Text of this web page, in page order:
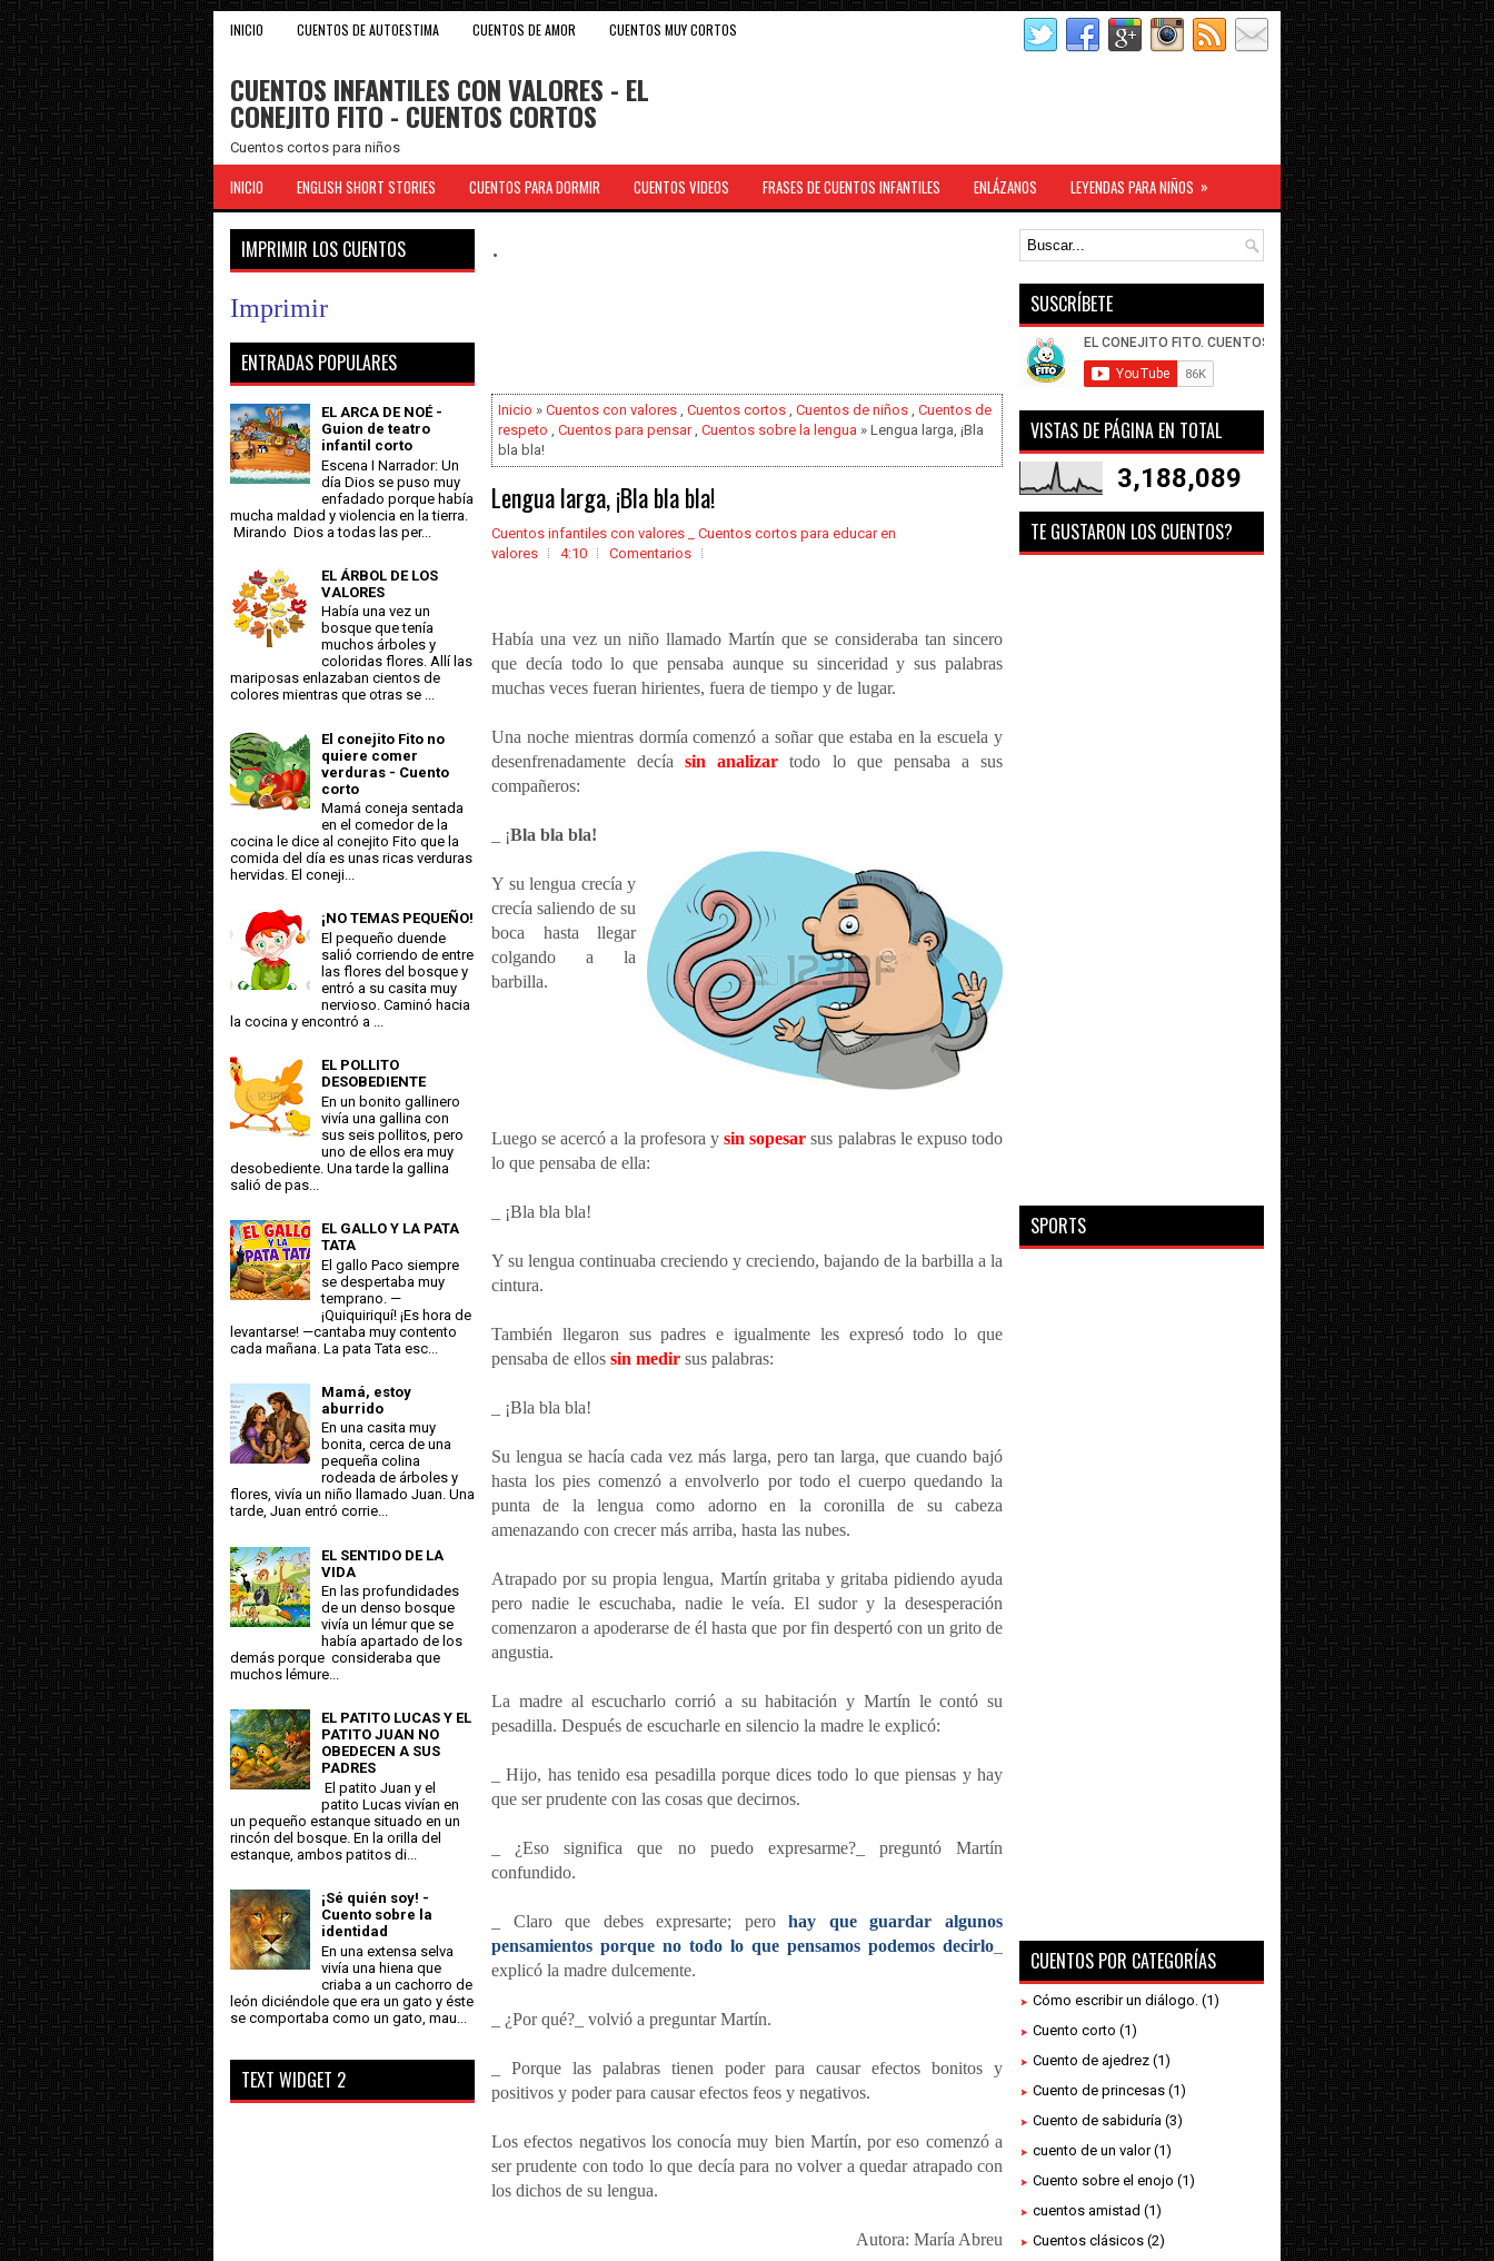
INICIO CUENTOS DE AUTOESTIMA CUENTOS DE AMOR CUENTOS MUY CORTOS
CUENTOS INFANTILES CON VALORES - EL
CONEJITO FITO - CUENTOS CORTOS
Cuentos cortos para niños
INICIO ENGLISH SHORT STORIES CUENTOS PARA DORMIR CUENTOS VIDEOS FRASES DE CUENTOS INFANTILES ENLÁZANOS LEYENDAS PARA NIÑOS »
.
Inicio » Cuentos con valores , Cuentos cortos , Cuentos de niños , Cuentos de
respeto , Cuentos para pensar, Cuentos sobre la lengua » Lengua larga, ¡Bla
bla bla!
Lengua larga, ¡Bla bla bla!
Cuentos infantiles con valores _ Cuentos cortos para educar en
valores
4:10 Comentarios
Había una vez un niño llamado Martín que se consideraba tan sincero
que decía todo lo que pensaba aunque su sinceridad y sus palabras
muchas veces fueran hirientes, fuera de tiempo y de lugar.
Una noche mientras dormía comenzó a soñar que estaba en la escuela y
desenfrenadamente decíasin analizar todo lo que pensaba a sus
compañeros:
_ ¡Bla bla bla!
Y su lengua crecía y
crecía saliendo de su
boca hasta llegar
colgando a la
barbilla.
Luego se acercó a la profesora ysin sopesar sus palabras le expuso todo
lo que pensaba de ella:
_ ¡Bla bla bla!
Y su lengua continuaba creciendo y creciendo, bajando de la barbilla a la
cintura.
También llegaron sus padres e igualmente les expresó todo lo que
pensaba de ellos sin medir sus palabras:
_ ¡Bla bla bla!
Su lengua se hacía cada vez más larga, pero tan larga, que cuando bajó
hasta los pies comenzó a envolverlo por todo el cuerpo quedando la
punta de la lengua como adorno en la coronilla de su cabeza
amenazando con crecer más arriba, hasta las nubes.
Atrapado por su propia lengua, Martín gritaba y gritaba pidiendo ayuda
pero nadie le escuchaba, nadie le veía. El sudor y la desesperación
comenzaron a apoderarse de él hasta que por fin despertó con un grito de
angustia.
La madre al escucharlo corrió a su habitación y Martín le contó su
pesadilla. Después de escucharle en silencio la madre le explicó:
_ Hijo, has tenido esa pesadilla porque dices todo lo que piensas y hay
que ser prudente con las cosas que decirnos.
_ ¿Eso significa que no puedo expresarme?_ preguntó Martín
confundido.
_ Claro que debes expresarte; perohay que guardar algunos
pensamientos porque no todo lo que pensamos podemos decirlo
explicó la madre dulcemente.
_ ¿Por qué?_ volvió a preguntar Martín.
_ Porque las palabras tienen poder para causar efectos bonitos y
positivos y poder para causar efectos feos y negativos.
Los efectos negativos los conocía muy bien Martín, por eso comenzó a
ser prudente con todo lo que decía para no volver a quedar atrapado con
los dichos de su lengua.
Autora: María Abreu
IMPRIMIR LOS CUENTOS
Imprimir
ENTRADAS POPULARES
EL ARCA DE NOÉ -
Guion de teatro
infantil corto
Escena I Narrador: Un
día Dios se puso muy
enfadado porque había
mucha maldad y violencia en la tierra.
Mirando Dios a todas las per...
EL ÁRBOL DE LOS
VALORES
Había una vez un
bosque que tenía
muchos árboles y
coloridas flores. Allí las
mariposas enlazaban cientos de
colores mientras que otras se ...
El conejito Fito no
quiere comer
verduras - Cuento
corto
Mamá coneja sentada
en el comedor de la
cocina le dice al conejito Fito que la
comida del día es unas ricas verduras
hervidas. El coneji...
¡NO TEMAS PEQUEÑO!
El pequeño duende
salió corriendo de entre
las flores del bosque y
entró a su casita muy
nervioso. Caminó hacia
la cocina y encontró a ...
EL POLLITO
DESOBEDIENTE
En un bonito gallinero
vivía una gallina con
sus seis pollitos, pero
uno de ellos era muy
desobediente. Una tarde la gallina
salió de pas...
EL GALLO Y LA PATA
TATA
El gallo Paco siempre
se despertaba muy
temprano. —
¡Quiquiriquí! ¡Es hora de
levantarse! —cantaba muy contento
cada mañana. La pata Tata esc...
Mamá, estoy
aburrido
En una casita muy
bonita, cerca de una
pequeña colina
rodeada de árboles y
flores, vivía un niño llamado Juan. Una
tarde, Juan entró corrie...
EL SENTIDO DE LA
VIDA
En las profundidades
de un denso bosque
vivía un lémur que se
había apartado de los
demás porque consideraba que
muchos lémure...
EL PATITO LUCAS Y EL
PATITO JUAN NO
OBEDECEN A SUS
PADRES
El patito Juan y el
patito Lucas vivían en
un pequeño estanque situado en un
rincón del bosque. En la orilla del
estanque, ambos patitos di...
¡Sé quién soy! -
Cuento sobre la
identidad
En una extensa selva
vivía una hiena que
criaba a un cachorro de
león diciéndole que era un gato y éste
se comportaba como un gato, mau...
TEXT WIDGET 2
SUSCRÍBETE
VISTAS DE PÁGINA EN TOTAL
3,188,089
TE GUSTARON LOS CUENTOS?
SPORTS
CUENTOS POR CATEGORÍAS
Cómo escribir un diálogo. (1)
Cuento corto (1)
Cuento de ajedrez (1)
Cuento de princesas (1)
Cuento de sabiduría (3)
cuento de un valor (1)
Cuento sobre el enojo (1)
cuentos amistad (1)
Cuentos clásicos (2)